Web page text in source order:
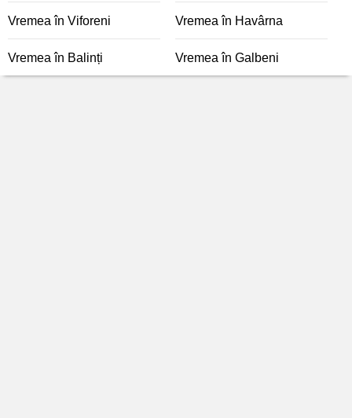
Vremea în Viforeni Vremea în Havârna
Vremea în Balinți Vremea în Galbeni